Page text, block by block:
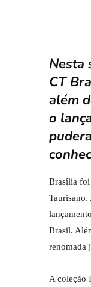
Nesta
CT
além
o
Brasília foi
Taurisano.
Brasil.
renomada
A coleção